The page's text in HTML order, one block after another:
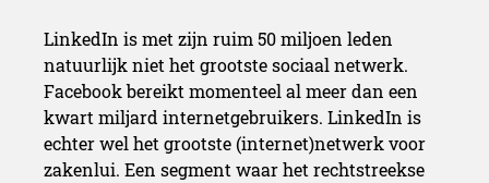
LinkedIn is met zijn ruim 50 miljoen leden
natuurlijk niet het grootste sociaal netwerk.
Facebook bereikt momenteel al meer dan een
kwart miljard internetgebruikers. LinkedIn is
echter wel het grootste (internet)netwerk voor
zakenlui. Een segment waar het rechtstreekse